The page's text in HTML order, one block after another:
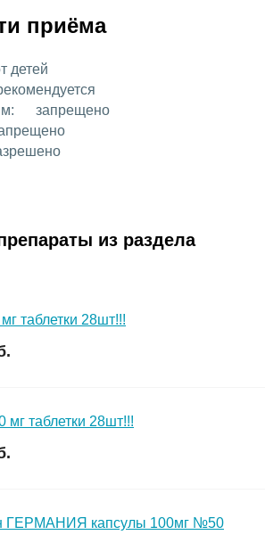
приёма
детей
запрещено
из раздела
таблетки 28шт!!!
мг таблетки 28шт!!!
ГЕРМАНИЯ капсулы 100мг №50